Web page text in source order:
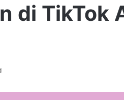
di TikTok